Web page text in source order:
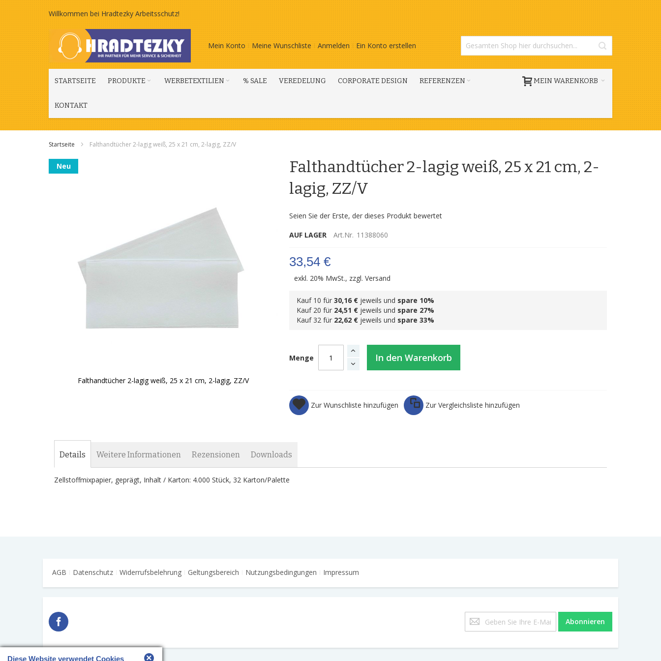
Zum
Inhalt
springen
Willkommen bei Hradtezky Arbeitsschutz!
Mein Konto Meine Wunschliste Anmelden Ein Konto erstellen
MEIN WARENKORB
STARTSEITE PRODUKTE WERBETEXTILIEN % SALE VEREDELUNG CORPORATE DESIGN REFERENZEN
KONTAKT
Startseite Falthandtücher 2-lagig weiß, 25 x 21 cm, 2-lagig, ZZ/V
Zum
Ende
Falthandtücher 2-lagig weiß, 25 x 21 cm, 2-lagig, ZZ/V
Neu
Falthandtücher 2-lagig weiß, 25 x 21 cm, 2-
lagig, ZZ/V
Seien Sie der Erste, der dieses Produkt bewertet
AUF LAGER Art.Nr. 11388060
33,54 €
exkl. 20% MwSt., zzgl. Versand
Kauf 10 für 30,16 €jeweils und spare 10%
Kauf 20 für 24,51 €jeweils und spare 27%
Kauf 32 für 22,62 €jeweils und spare 33%
Menge In den Warenkorb
Zur Wunschliste hinzufügen Zur Vergleichsliste hinzufügen
Details
Zellstoffmixpapier, geprägt, Inhalt / Karton: 4.000 Stück, 32 Karton/Palette
Weitere Informationen Rezensionen Downloads
AGB Datenschutz Widerrufsbelehrung Geltungsbereich Nutzungsbedingungen Impressum
Melden
Sie
für
Abonnieren
Diese Website verwendet Cookies ×